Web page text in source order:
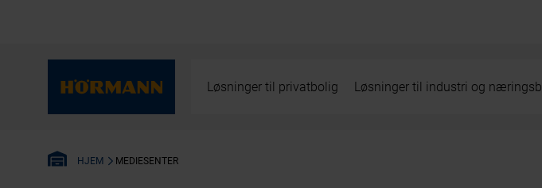
Løsninger til privatbolig Løsninger til industri og
HJEM MEDIESENTER